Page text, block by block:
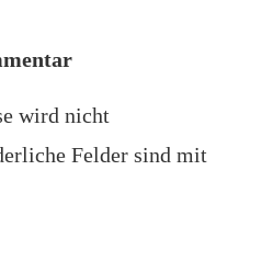
wird nicht
Felder sind mit